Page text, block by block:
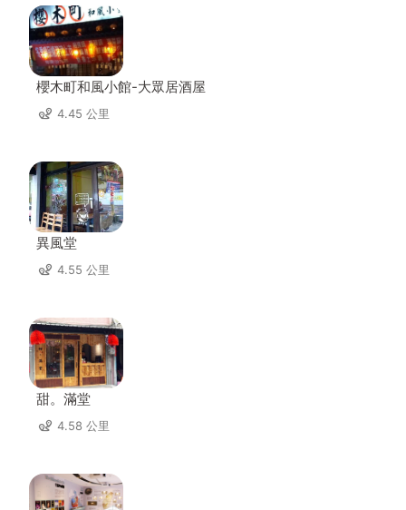
櫻木町和風小館-大眾居酒屋
4.45 公里
異風堂
4.55 公里
甜。滿堂
4.58 公里